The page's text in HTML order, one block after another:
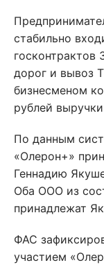
стабильно
госконтрактов
дорог и вывоз
бизнесменом
рублей
По данным
«Олерон+»
Геннадию
Оба ООО из
принадлежат
ФАС
участием